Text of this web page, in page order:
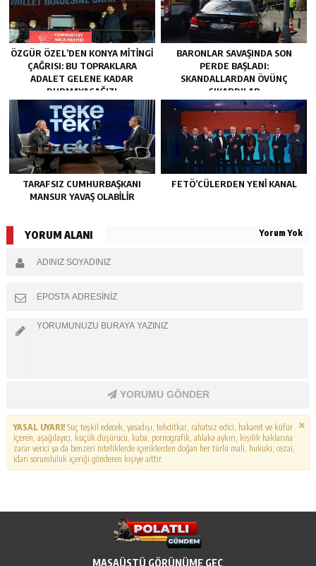
ÖZGÜR ÖZEL’DEN KONYA MITINGI
ÇAĞRISI: BU TOPRAKLARA
ADALET GELENE KADAR
DURMAYACAĞIZ!
BARONLAR SAVAŞINDA SON
PERDE BAŞLADI:
SKANDALLARDAN ÖVÜNÇ
ÇIKARDILAR
TARAFSIZ CUMHURBAŞKANI
MANSUR YAVAŞ OLABİLİR
FETÖ’CÜLERDEN YENI KANAL
YORUM ALANI Yorum Yok
YORUMU GÖNDER
YASAL UYARI!Suç teşkil edecek, yasadışı, tehditkar, rahatsız edici, hakaret ve küfür
içeren, aşağılayıcı, küçük düşürücü, kaba, pornografik, ahlaka aykırı, kişilik haklarına
zarar verici ya da benzeri niteliklerde içeriklerden doğan her türlü mali, hukuki, cezai,
idari sorumluluk içeriği gönderen kişiye aittir.
MASAÜSTÜ GÖRÜNÜME GEÇ